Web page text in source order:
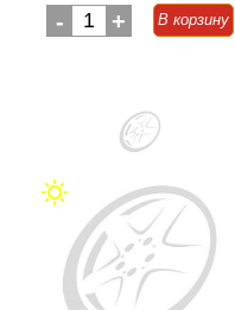
- 1 + В корзину